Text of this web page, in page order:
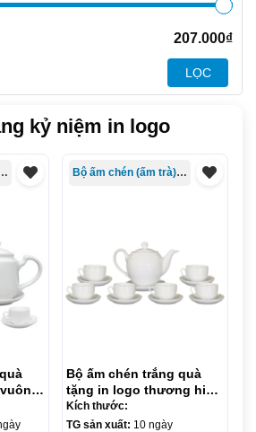
207.000₫
LỌC
kỷ niệm in logo
(ấm trà) in logo Bộ ấm chén (ấm trà) in logo
Bộ ấm chén trắng quà
tặng in logo thương hiệu
Minh Long 650ml KQ-
ACT11
Kích thước:
TG sản xuất: 10 ngày